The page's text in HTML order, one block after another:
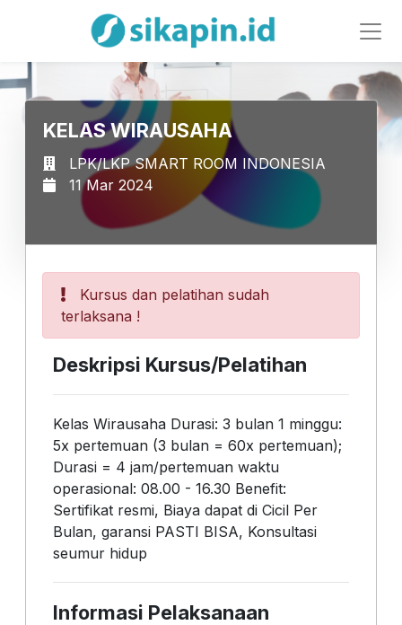
KELAS WIRAUSAHA
LPK/LKP SMART ROOM INDONESIA
11 Mar 2024
Kursus dan pelatihan sudah
terlaksana !
Deskripsi Kursus/Pelatihan
Kelas Wirausaha Durasi: 3 bulan 1 minggu:
5x pertemuan (3 bulan = 60x pertemuan);
Durasi = 4 jam/pertemuan waktu
operasional: 08.00 - 16.30 Benefit:
Sertifikat resmi, Biaya dapat di Cicil Per
Bulan, garansi PASTI BISA, Konsultasi
seumur hidup
Informasi Pelaksanaan